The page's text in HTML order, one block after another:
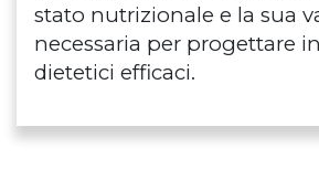
stato nutrizionale e la sua
necessaria per progettare
dietetici efficaci.